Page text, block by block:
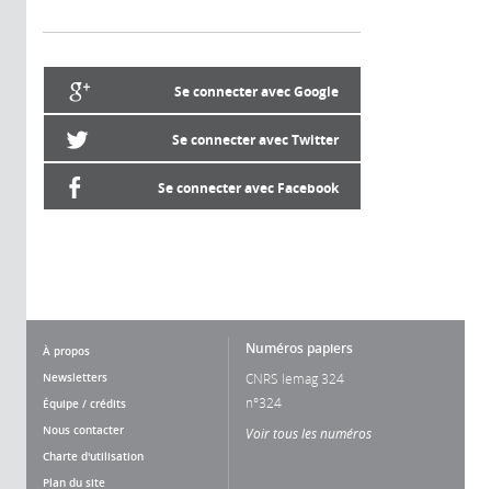
Se connecter avec Google
Se connecter avec Twitter
Se connecter avec Facebook
À propos
Newsletters
Équipe / crédits
Nous contacter
Charte d'utilisation
Plan du site
Numéros papiers
CNRS lemag 324
n°324
Voir tous les numéros